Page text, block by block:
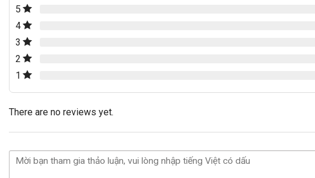
5
4
3
2
1
There are no reviews yet.